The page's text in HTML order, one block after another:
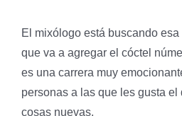
El mixólogo está buscando
que va a agregar el cóctel
es una carrera muy
personas a las que les gusta
cosas nuevas.